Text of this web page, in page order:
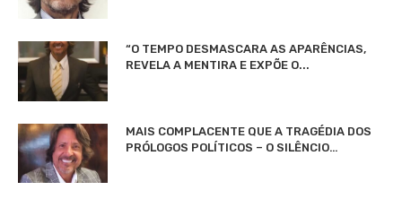
“O TEMPO DESMASCARA AS APARÊNCIAS,
REVELA A MENTIRA E EXPÕE O...
MAIS COMPLACENTE QUE A TRAGÉDIA DOS
PRÓLOGOS POLÍTICOS – O SILÊNCIO…